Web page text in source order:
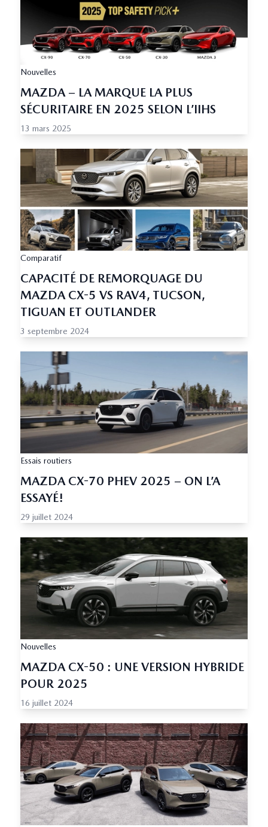
Nouvelles
MAZDA – LA MARQUE LA PLUS
SÉCURITAIRE EN 2025 SELON L’IIHS
13 mars 2025
Comparatif
CAPACITÉ DE REMORQUAGE DU
MAZDA CX-5 VS RAV4, TUCSON,
TIGUAN ET OUTLANDER
3 septembre 2024
Essais routiers
MAZDA CX-70 PHEV 2025 – ON L’A
ESSAYÉ!
29 juillet 2024
Nouvelles
MAZDA CX-50 : UNE VERSION HYBRIDE
POUR 2025
16 juillet 2024